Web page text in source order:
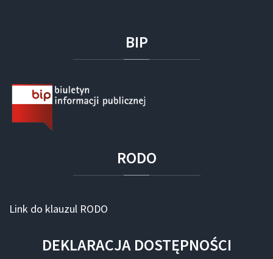
BIP
RODO
Link do klauzul RODO
DEKLARACJA DOSTĘPNOŚCI